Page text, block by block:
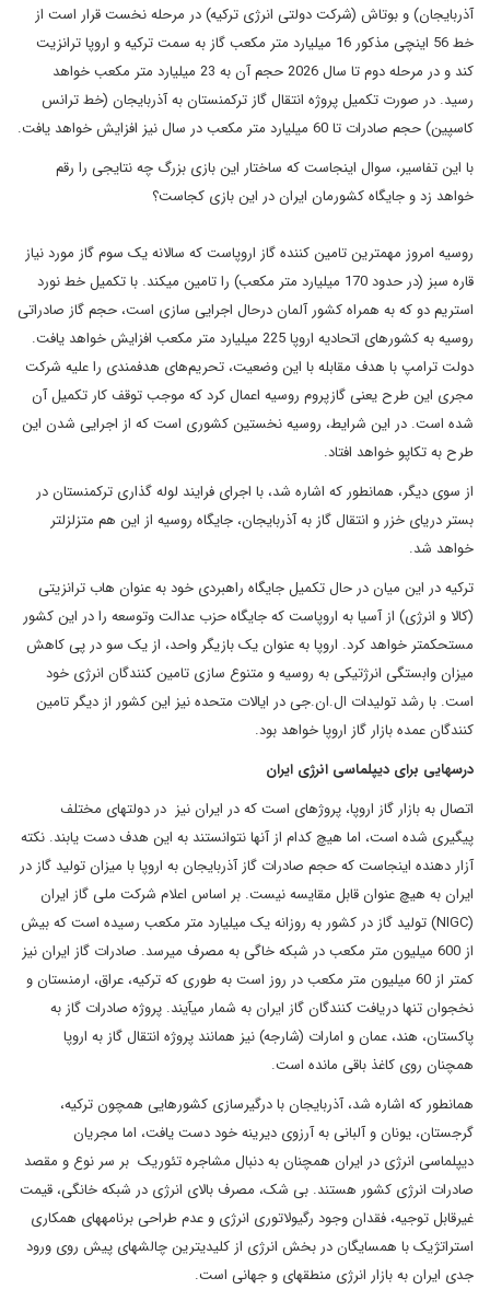
آذربایجان) و بوتاش (شرکت دولتی انرژی ترکیه) در مرحله نخست قرار است از
خط 56 اینچی مذکور 16 میلیارد متر مکعب گاز به سمت ترکیه و اروپا ترانزیت
کند و در مرحله دوم تا سال 2026 حجم آن به 23 میلیارد متر مکعب خواهد
رسید. در صورت تکمیل پروژه انتقال گاز ترکمنستان به آذربایجان (خط ترانس
کاسپین) حجم صادرات تا 60 میلیارد متر مکعب در سال نیز افزایش خواهد یافت.
با این تفاسیر، سوال اینجاست که ساختار این بازی بزرگ چه نتایجی را رقم
خواهد زد و جایگاه کشورمان ایران در این بازی کجاست؟
روسیه امروز مهم‎ترین تامین کننده گاز اروپاست که سالانه یک سوم گاز مورد نیاز
قاره سبز (در حدود 170 میلیارد متر مکعب) را تامین می‎کند. با تکمیل خط نورد
استریم دو که به همراه کشور آلمان درحال اجرایی سازی است، حجم گاز صادراتی
روسیه به کشورهای اتحادیه اروپا 225 میلیارد متر مکعب افزایش خواهد یافت.
دولت ترامپ با هدف مقابله با این وضعیت، تحریم‌های هدفمندی را علیه شرکت
مجری این طرح یعنی گازپروم روسیه اعمال کرد که موجب توقف کار تکمیل آن
شده است. در این شرایط، روسیه نخستین کشوری است که از اجرایی شدن این
طرح به تکاپو خواهد افتاد.
از سوی دیگر، همانطور که اشاره شد، با اجرای فرایند لوله گذاری ترکمنستان در
بستر دریای خزر و انتقال گاز به آذربایجان، جایگاه روسیه از این هم متزلزل‎تر
خواهد شد.
ترکیه در این میان در حال تکمیل جایگاه راهبردی خود به عنوان هاب ترانزیتی
(کالا و انرژی) از آسیا به اروپاست که جایگاه حزب عدالت وتوسعه را در این کشور
مستحکم‎تر خواهد کرد. اروپا به عنوان یک بازیگر واحد، از یک سو در پی کاهش
میزان وابستگی انرژتیکی به روسیه و متنوع سازی تامین کنندگان انرژی خود
است. با رشد تولیدات ال.ان.جی در ایالات متحده نیز این کشور از دیگر تامین
کنندگان عمده بازار گاز اروپا خواهد بود.
درس‎هایی برای دیپلماسی انرژی ایران
اتصال به بازار گاز اروپا، پروژه‎ای است که در ایران نیز در دولت‎های مختلف
پیگیری شده است، اما هیچ کدام از آنها نتوانستند به این هدف دست یابند. نکته
آزار دهنده اینجاست که حجم صادرات گاز آذربایجان به اروپا با میزان تولید گاز در
ایران به هیچ عنوان قابل مقایسه نیست. بر اساس اعلام شرکت ملی گاز ایران
(NIGC) تولید گاز در کشور به روزانه یک میلیارد متر مکعب رسیده است که بیش
از 600 میلیون متر مکعب در شبکه خاگی به مصرف می‎رسد. صادرات گاز ایران نیز
کمتر از 60 میلیون متر مکعب در روز است به طوری که ترکیه، عراق، ارمنستان و
نخجوان تنها دریافت کنندگان گاز ایران به شمار می‎آیند. پروژه صادرات گاز به
پاکستان، هند، عمان و امارات (شارجه) نیز همانند پروژه انتقال گاز به اروپا
همچنان روی کاغذ باقی مانده است.
همانطور که اشاره شد، آذربایجان با درگیرسازی کشورهایی همچون ترکیه،
گرجستان، یونان و آلبانی به آرزوی دیرینه خود دست یافت، اما مجریان
دیپلماسی انرژی در ایران همچنان به دنبال مشاجره تئوریک بر سر نوع و مقصد
صادرات انرژی کشور هستند. بی شک، مصرف بالای انرژی در شبکه خانگی، قیمت
غیرقابل توجیه، فقدان وجود رگیولاتوری انرژی و عدم طراحی برنامه‎های همکاری
استراتژیک با همسایگان در بخش انرژی از کلیدی‎ترین چالش‎های پیش روی ورود
جدی ایران به بازار انرژی منطقه‎ای و جهانی است.